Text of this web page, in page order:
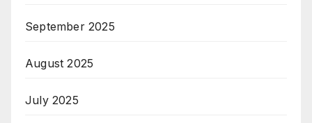
September 2025
August 2025
July 2025